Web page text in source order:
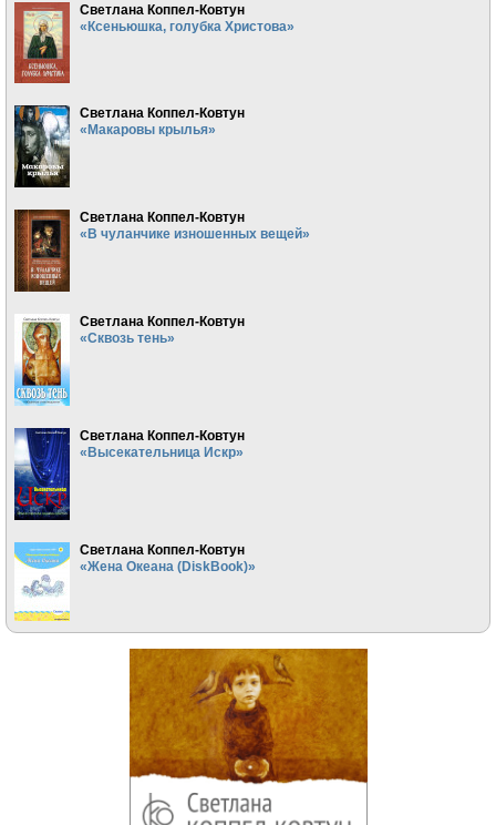
Светлана Коппел-Ковтун
«Ксеньюшка, голубка Христова»
Светлана Коппел-Ковтун
«Макаровы крылья»
Светлана Коппел-Ковтун
«В чуланчике изношенных вещей»
Светлана Коппел-Ковтун
«Сквозь тень»
Светлана Коппел-Ковтун
«Высекательница Искр»
Светлана Коппел-Ковтун
«Жена Океана (DiskBook)»